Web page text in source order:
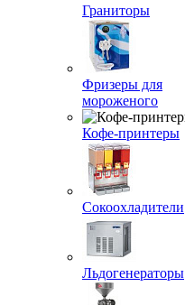
Граниторы
Фризеры для
мороженого
Кофе-принтеры
Сокоохладители
Льдогенераторы